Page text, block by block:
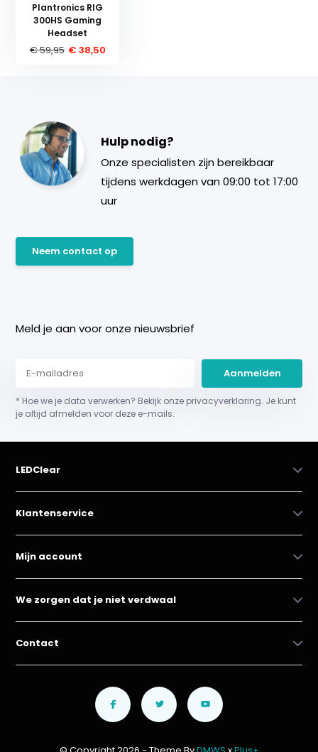
Plantronics RIG
300HS Gaming
Headset
€ 59,95 € 38,50
Hulp nodig?
Onze specialisten zijn bereikbaar
tijdens werkdagen van 09:00 tot 17:00
uur
Neem contact op
Meld je aan voor onze nieuwsbrief
Aanmelden
* Hoe we je data verwerken? Bekijk onze privacyverklaring. Je kunt
je altijd afmelden voor deze e-mails.
LEDClear
Klantenservice
Mijn account
We zorgen dat je niet verdwaal
Contact